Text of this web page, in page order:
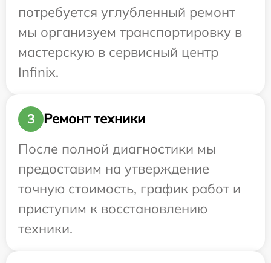
потребуется углубленный ремонт
мы организуем транспортировку в
мастерскую в сервисный центр
Infinix.
3
Ремонт техники
После полной диагностики мы
предоставим на утверждение
точную стоимость, график работ и
приступим к восстановлению
техники.